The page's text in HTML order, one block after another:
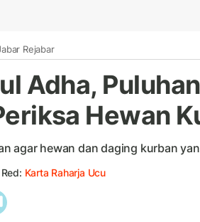
Rejabar
Adha,
Hewan
agar hewan dan daging kurban
Karta Raharja Ucu